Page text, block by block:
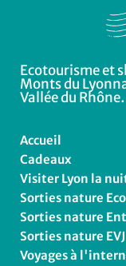
Ecotourisme et
Monts du
Vallée du
Accueil
Cadeaux
Visiter Lyon la
Sorties nature
Sorties nature
Sorties nature
Voyages à